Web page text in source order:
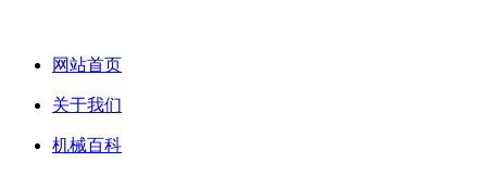
网站首页
关于我们
机械百科